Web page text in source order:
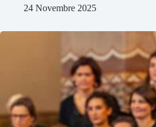
24 Novembre 2025